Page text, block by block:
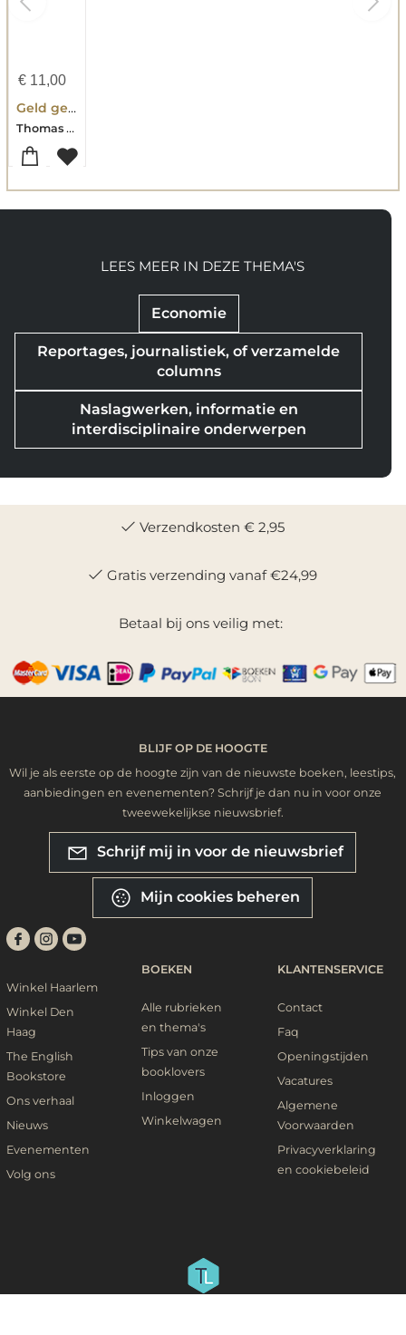
€11,00
Geld genoeg, maar niet voor jou
Thomas Bollen
Economie
Reportages, journalistiek, of verzamelde
columns
Naslagwerken, informatie en
interdisciplinaire onderwerpen
LEES MEER IN DEZE THEMA'S
Verzendkosten € 2,95
Gratis verzending vanaf €24,99
Betaal bij ons veilig met:
BLIJF OP DE HOOGTE
Wil je als eerste op de hoogte zijn van de nieuwste boeken, leestips,
aanbiedingen en evenementen? Schrijf je dan nu in voor onze
tweewekelijkse nieuwsbrief.
Schrijf mij in voor de nieuwsbrief
Mijn cookies beheren
Winkel Haarlem
Winkel Den
Haag
The English
Bookstore
Ons verhaal
Nieuws
Evenementen
Volg ons
BOEKEN
Alle rubrieken
en thema's
Tips van onze
booklovers
Inloggen
Winkelwagen
KLANTENSERVICE
Contact
Faq
Openingstijden
Vacatures
Algemene
Voorwaarden
Privacyverklaring
en cookiebeleid